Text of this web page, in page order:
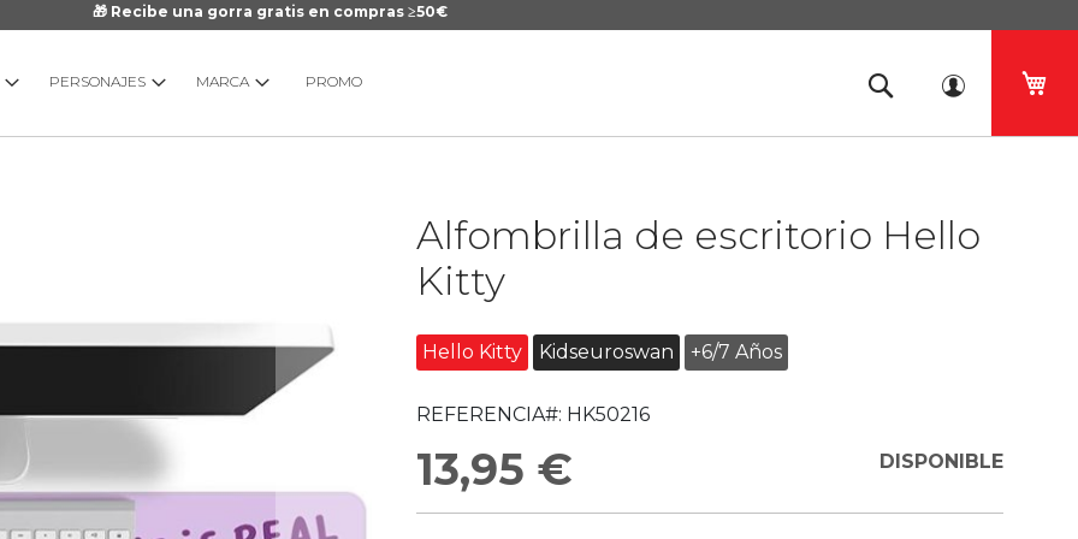
🎁 Recibe una gorra gratis en compras ≥50€
PERSONAJES MARCA PROMO
Alfombrilla de escritorio Hello
Kitty
Hello Kitty Kidseuroswan +6/7 Años
REFERENCIA#: HK50216
13,95 € DISPONIBLE
galería
imágenes